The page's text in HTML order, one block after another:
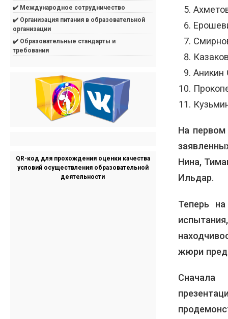
На
Нина,
Ильдар.
Теперь на
жюри
Сначала
✔️ Международное сотрудничество
✔️ Организация питания в образовательной
организации
✔️ Образовательные стандарты и
требования
QR-код для прохождения оценки качества
условий осуществления образовательной
деятельности